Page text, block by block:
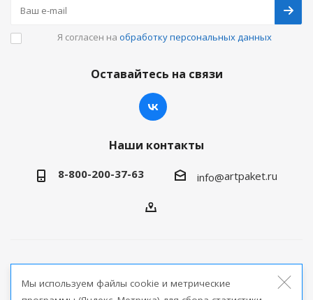
Я согласен на обработку персональных данных
Оставайтесь на связи
Наши контакты
8-800-200-37-63 info@artpaket.ru
продукции
Мы используем файлы cookie и метрические